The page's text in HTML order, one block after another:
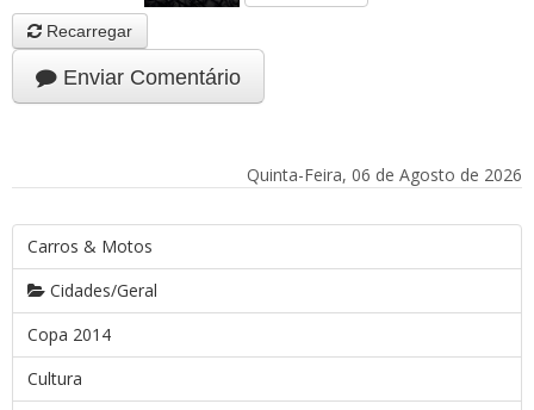
Recarregar
Enviar Comentário
Quinta-Feira, 06 de Agosto de 2026
Carros & Motos
Cidades/Geral
Copa 2014
Cultura